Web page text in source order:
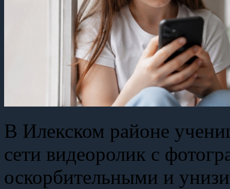
В Илекском районе
сети видеоролик с
оскорбительными и